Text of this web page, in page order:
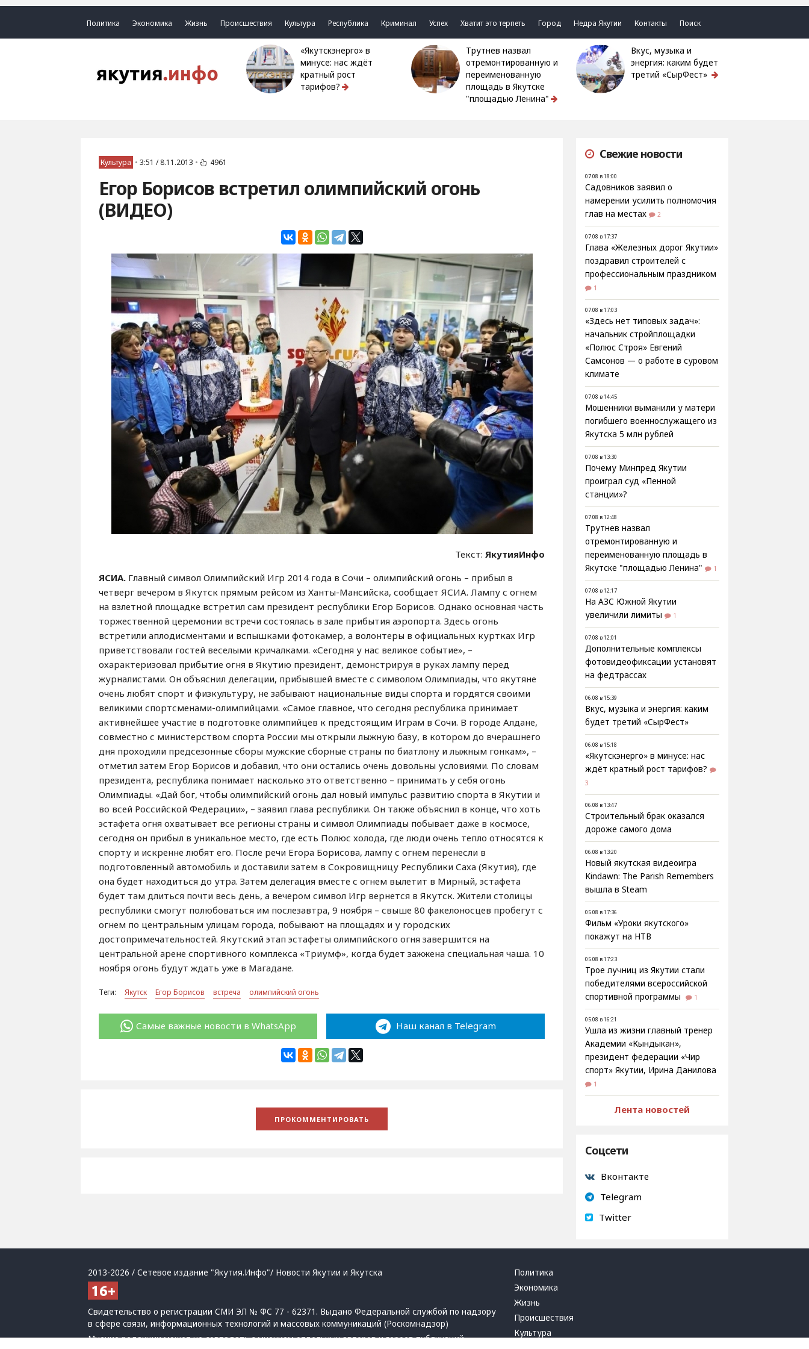
Политика Экономика Жизнь Происшествия Культура Республика Криминал Успех Хватит это терпеть Город Недра Якутии Контакты Поиск
«Якутскэнерго» в
минусе: нас ждёт
кратный рост
тарифов?
Трутнев назвал
отремонтированную и
переименованную
площадь в Якутске
"площадью Ленина"
Вкус, музыка и
энергия: каким будет
третий «СырФест»
Культура • 3:51 / 8.11.2013 • 4961
Егор Борисов встретил олимпийский огонь
(ВИДЕО)
Текст:ЯкутияИнфо
ЯСИА. Главный символ Олимпийский Игр 2014 года в Сочи – олимпийский огонь – прибыл в
четверг вечером в Якутск прямым рейсом из Ханты-Мансийска, сообщает ЯСИА. Лампу с огнем
на взлетной площадке встретил сам президент республики Егор Борисов. Однако основная часть
торжественной церемонии встречи состоялась в зале прибытия аэропорта. Здесь огонь
встретили аплодисментами и вспышками фотокамер, а волонтеры в официальных куртках Игр
приветствовали гостей веселыми кричалками. «Сегодня у нас великое событие», –
охарактеризовал прибытие огня в Якутию президент, демонстрируя в руках лампу перед
журналистами. Он объяснил делегации, прибывшей вместе с символом Олимпиады, что якутяне
очень любят спорт и физкультуру, не забывают национальные виды спорта и гордятся своими
великими спортсменами-олимпийцами. «Самое главное, что сегодня республика принимает
активнейшее участие в подготовке олимпийцев к предстоящим Играм в Сочи. В городе Алдане,
совместно с министерством спорта России мы открыли лыжную базу, в котором до вчерашнего
дня проходили предсезонные сборы мужские сборные страны по биатлону и лыжным гонкам», –
отметил затем Егор Борисов и добавил, что они остались очень довольны условиями. По словам
президента, республика понимает насколько это ответственно – принимать у себя огонь
Олимпиады. «Дай бог, чтобы олимпийский огонь дал новый импульс развитию спорта в Якутии и
во всей Российской Федерации», – заявил глава республики. Он также объяснил в конце, что хоть
эстафета огня охватывает все регионы страны и символ Олимпиады побывает даже в космосе,
сегодня он прибыл в уникальное место, где есть Полюс холода, где люди очень тепло относятся к
спорту и искренне любят его. После речи Егора Борисова, лампу с огнем перенесли в
подготовленный автомобиль и доставили затем в Сокровищницу Республики Саха (Якутия), где
она будет находиться до утра. Затем делегация вместе с огнем вылетит в Мирный, эстафета
будет там длиться почти весь день, а вечером символ Игр вернется в Якутск. Жители столицы
республики смогут полюбоваться им послезавтра, 9 ноября – свыше 80 факелоносцев пробегут с
огнем по центральным улицам города, побывают на площадях и у городских
достопримечательностей. Якутский этап эстафеты олимпийского огня завершится на
центральной арене спортивного комплекса «Триумф», когда будет зажжена специальная чаша. 10
ноября огонь будут ждать уже в Магадане.
Теги: Якутск Егор Борисов встреча олимпийский огонь
Самые важные новости в WhatsApp Наш канал в Telegram
Свежие новости
07.08 в 18:00
Садовников заявил о
намерении усилить полномочия
глав на местах
2
07.08 в 17:37
Глава «Железных дорог Якутии»
поздравил строителей с
профессиональным праздником
1
07.08 в 17:03
«Здесь нет типовых задач»:
начальник стройплощадки
«Полюс Строя» Евгений
Самсонов — о работе в суровом
климате
07.08 в 14:45
Мошенники выманили у матери
погибшего военнослужащего из
Якутска 5 млн рублей
07.08 в 13:30
Почему Минпред Якутии
проиграл суд «Пенной
станции»?
07.08 в 12:48
Трутнев назвал
отремонтированную и
переименованную площадь в
Якутске "площадью Ленина"
1
07.08 в 12:17
На АЗС Южной Якутии
увеличили лимиты
1
07.08 в 12:01
Дополнительные комплексы
фотовидеофиксации установят
на федтрассах
06.08 в 15:39
Вкус, музыка и энергия: каким
будет третий «СырФест»
06.08 в 15:18
«Якутскэнерго» в минусе: нас
ждёт кратный рост тарифов?
3
06.08 в 13:47
Строительный брак оказался
дороже самого дома
06.08 в 13:20
Новый якутская видеоигра
Kindawn: The Parish Remembers
вышла в Steam
05.08 в 17:36
Фильм «Уроки якутского»
покажут на НТВ
05.08 в 17:23
Трое лучниц из Якутии стали
победителями всероссийской
спортивной программы
1
05.08 в 16:21
Ушла из жизни главный тренер
Академии «Кындыкан»,
президент федерации «Чир
спорт» Якутии, Ирина Данилова
1
Лента новостей
Соцсети
Вконтакте
Telegram
Twitter
2013-2026 / Сетевое издание "Якутия.Инфо"/ Новости Якутии и Якутска
Свидетельство о регистрации СМИ ЭЛ № ФС 77 - 62371. Выдано Федеральной службой по надзору
в сфере связи, информационных технологий и массовых коммуникаций (Роскомнадзор)
Мнение редакции может не совпадать с мнением отдельных авторов и героев публикаций.
Политика
Экономика
Жизнь
Происшествия
Культура